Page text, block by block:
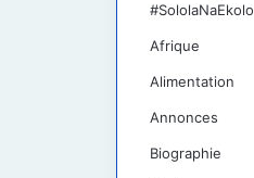
#SololaNaEkolo
Afrique
Alimentation
Annonces
Biographie